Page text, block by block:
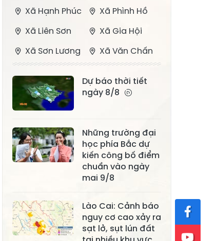
Xã Hạnh Phúc
Xã Phình Hồ
Xã Liên Sơn
Xã Gia Hội
Xã Sơn Lương
Xã Văn Chấn
Bằng La
Xã Chấn Thịnh
Xã Nghĩa Tâm
Xã Châu Quế
Xã Lâm Giang
Xã Đông
Cuông
Xã Tân Hợp
Xã Xuân Ái
Xã Mỏ Vàng
Xã Lâm
Thượng
Xã Lục Yên
Xã Tân Lĩnh
Dự báo thời tiết
ngày 8/8
Những trường đại
học phía Bắc dự
kiến công bố điểm
chuẩn vào ngày
mai 9/8
Lào Cai: Cảnh báo
nguy cơ cao xảy ra
sạt lở, sụt lún đất